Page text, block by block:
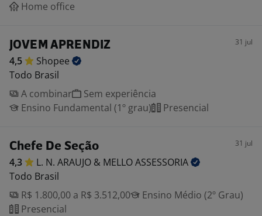
Home office
JOVEM APRENDIZ 31 jul
4,5
Shopee
Todo Brasil
A combinar
Sem experiência
Ensino Fundamental (1º grau)
Presencial
Chefe De Seção 31 jul
4,3 L. N. ARAUJO & MELLOASSESSORIA
Todo Brasil
R$ 1.800,00 a R$ 3.512,00
Ensino Médio (2º Grau)
Presencial